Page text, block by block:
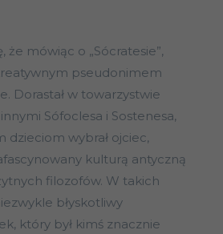
że mówiąc o „Sócratesie”,
pseudonimem
Dorastał w towarzystwie
Sófoclesa i Sostenesa,
dzieciom wybrał ojciec,
kulturą antyczną
filozofów. W takich
błyskotliwy
który był kimś znacznie